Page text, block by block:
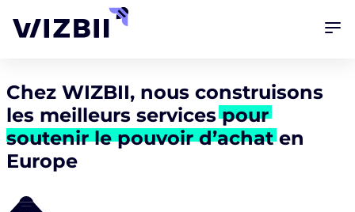
Chez WIZBII, nous construisons
les meilleurs servicespour
soutenir le pouvoir d’achaten
Europe